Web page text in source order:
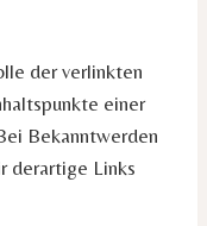
der verlinkten
einer
Bekanntwerden
derartige Links